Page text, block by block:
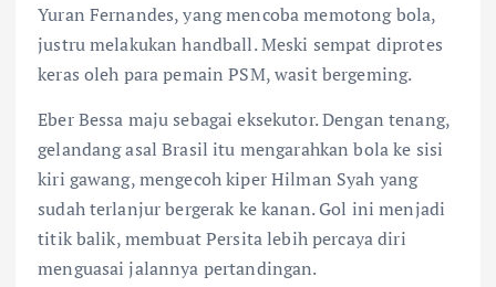
Yuran Fernandes, yang mencoba memotong bola,
justru melakukan handball. Meski sempat diprotes
keras oleh para pemain PSM, wasit bergeming.
Eber Bessa maju sebagai eksekutor. Dengan tenang,
gelandang asal Brasil itu mengarahkan bola ke sisi
kiri gawang, mengecoh kiper Hilman Syah yang
sudah terlanjur bergerak ke kanan. Gol ini menjadi
titik balik, membuat Persita lebih percaya diri
menguasai jalannya pertandingan.